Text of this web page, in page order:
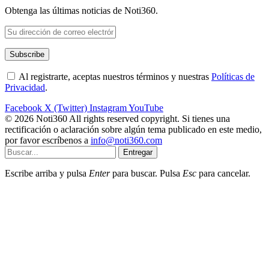
Obtenga las últimas noticias de Noti360.
Al registrarte, aceptas nuestros términos y nuestras Políticas de
Privacidad.
Facebook X (Twitter) InstagramYouTube
© 2026 Noti360 All rights reserved copyright. Si tienes una
rectificación o aclaración sobre algún tema publicado en este medio,
por favor escríbenos a info@noti360.com
Entregar
Escribe arriba y pulsa Enterpara buscar. Pulsa Esc para cancelar.